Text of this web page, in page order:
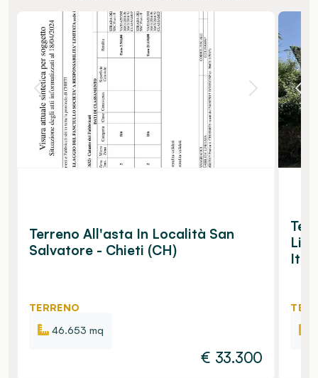
Terreno All'asta In Località San
Salvatore - Chieti (CH)
TERRENO
46.653 mq
€ 33.300